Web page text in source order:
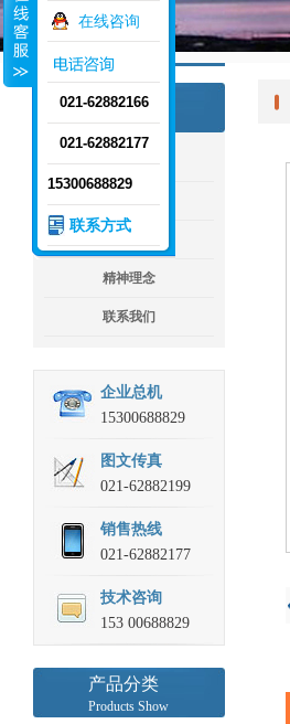
关于上球
About Us
企业简介
企业文化
精神理念
联系我们
企业总机
15300688829
图文传真
021-62882199
销售热线
021-62882177
技术咨询
153 00688829
产品分类
Products Show
在线咨询
021-62882166
021-62882177
15300688829
联系方式